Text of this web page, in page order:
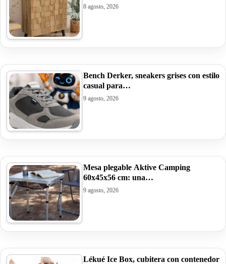
8 agosto, 2026
Bench Derker, sneakers grises con estilo
casual para…
9 agosto, 2026
Mesa plegable Aktive Camping
60x45x56 cm: una…
9 agosto, 2026
Lékué Ice Box, cubitera con contenedor